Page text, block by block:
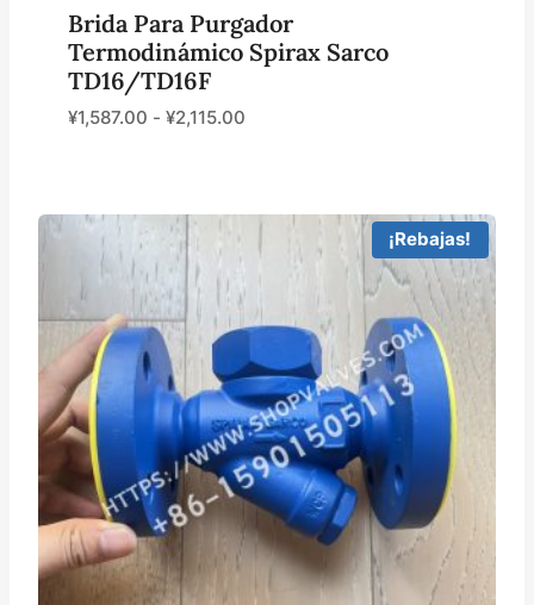
Brida Para Purgador
Termodinámico Spirax Sarco
TD16/TD16F
¥1,587.00 - ¥2,115.00
¡Rebajas!